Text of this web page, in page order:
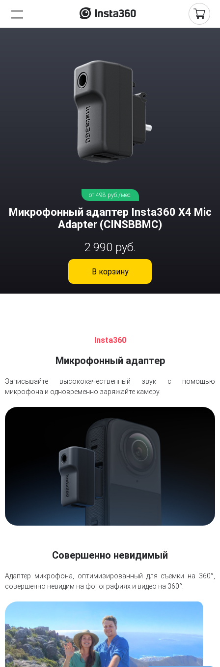
от 498 руб./мес.
Микрофонный адаптер Insta360 X4 Mic
Adapter (CINSBBMC)
2 990 руб.
В корзину
Insta360
Микрофонный адаптер
Записывайте высококачественный звук с помощью
микрофона и одновременно заряжайте камеру.
Совершенно невидимый
Адаптер микрофона, оптимизированный для съемки на 360°,
совершенно невидим на фотографиях и видео на 360°.